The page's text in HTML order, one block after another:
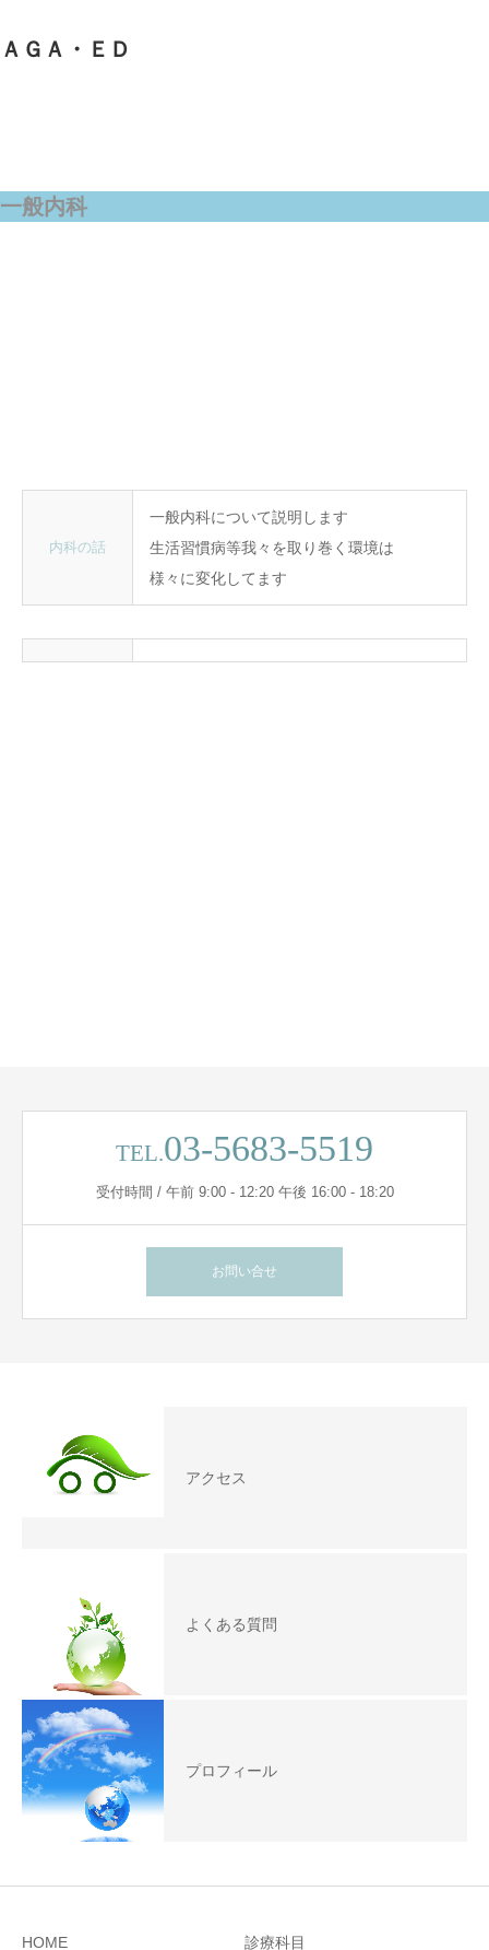
ＡＧＡ・ＥＤ
一般内科
内科の話
一般内科について説明します
生活習慣病等我々を取り巻く環境は
様々に変化してます
TEL.03-5683-5519
受付時間 / 午前 9:00 - 12:20 午後 16:00 - 18:20
お問い合せ
アクセス
よくある質問
プロフィール
HOME 診療科目